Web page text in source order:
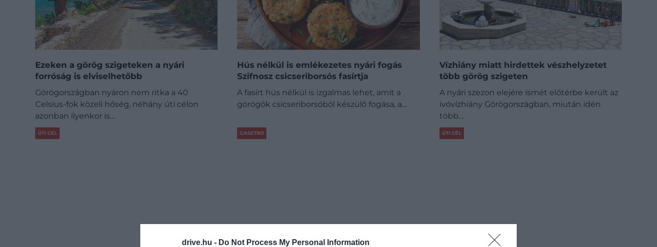
drive.hu - Do Not Process My Personal Information
Ezeken a görög szigeteken a nyári
forróság is elviselhetőbb
Görögországban nyáron nem ritka a 40
Celsius-fok közeli hőség, néhány úti célon
azonban ilyenkor is…
ÚTI CÉL
Hús nélkül is emlékezetes nyári fogás
Szifnosz csicseriborsós fasírtja
A fasírt hús nélkül is izgalmas lehet, amit a
görögök csicseriborsóból készülő fogása, a…
GASZTRO
Vízhiány miatt hirdettek vészhelyzetet
több görög szigeten
A nyári szezon elejére ismét előtérbe került az
ivóvízhiány Görögországban, miután idén
több…
ÚTI CÉL